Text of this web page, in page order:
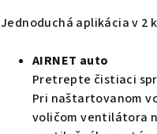
Jednoduchá aplikácia v 2
AIRNET auto
Pretrepte čistiaci
Pri naštartovanom
voličom ventilátora